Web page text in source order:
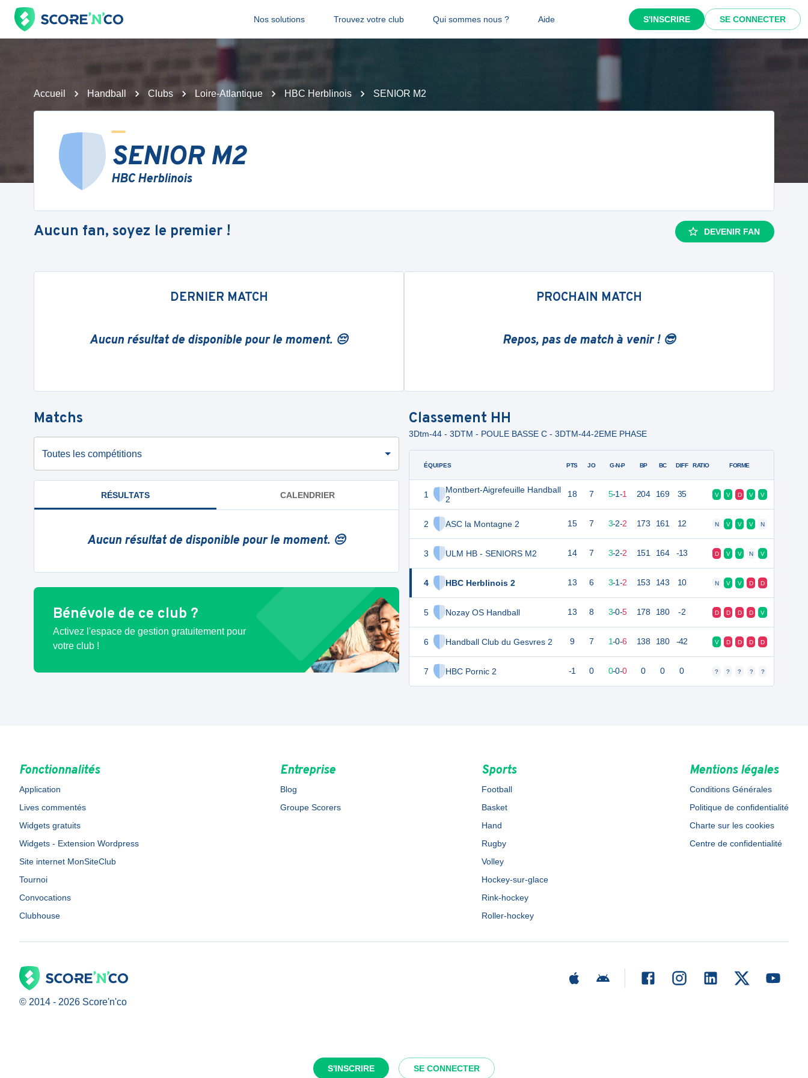
Nos solutions Trouvez votre club Qui sommes nous ? Aide S'INSCRIRE SE CONNECTER
S'INSCRIRE SE CONNECTER
Accueil Handball Clubs Loire-Atlantique HBC Herblinois SENIOR M2
SENIOR M2
HBC Herblinois
Aucun fan, soyez le premier ! DEVENIR FAN
DERNIER MATCH
Aucun résultat de disponible pour le moment. 😔
PROCHAIN MATCH
Repos, pas de match à venir ! 😎
Matchs
Toutes les compétitions
RÉSULTATS CALENDRIER
Aucun résultat de disponible pour le moment. 😔
Bénévole de ce club ?
Activez l'espace de gestion gratuitement pour
votre club !
Classement HH
3Dtm-44 - 3DTM - POULE BASSE C - 3DTM-44-2EME PHASE
ÉQUIPES
1
Montbert-Aigrefeuille Handball
2
2 ASC la Montagne 2
3 ULM HB - SENIORS M2
4 HBC Herblinois 2
5 Nozay OS Handball
6 Handball Club du Gesvres 2
7 HBC Pornic 2
PTS JO G-N-P BP BC DIFF RATIO FORME
18 7 5-1-1 204 169 35 V V D V V
15 7 3-2-2 173 161 12 N V V V N
14 7 3-2-2 151 164 -13 D V V N V
13 6 3-1-2 153 143 10 N V V D D
13 8 3-0-5 178 180 -2 D D D D V
9 7 1-0-6 138 180 -42 V D D D D
-1 0 0-0-0 0 0 0 ? ? ? ? ?
Fonctionnalités
Application
Lives commentés
Widgets gratuits
Widgets - Extension Wordpress
Site internet MonSiteClub
Tournoi
Convocations
Clubhouse
Entreprise
Blog
Groupe Scorers
Sports
Football
Basket
Hand
Rugby
Volley
Hockey-sur-glace
Rink-hockey
Roller-hockey
Mentions légales
Conditions Générales
Politique de confidentialité
Charte sur les cookies
Centre de confidentialité
© 2014 - 2026 Score'n'co